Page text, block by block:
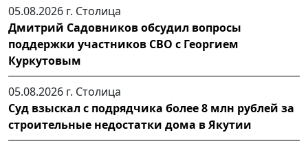
05.08.2026 г. Столица
Дмитрий Садовников обсудил вопросы
поддержки участников СВО с Георгием
Куркутовым
05.08.2026 г. Столица
Суд взыскал с подрядчика более 8 млн рублей за
строительные недостатки дома в Якутии